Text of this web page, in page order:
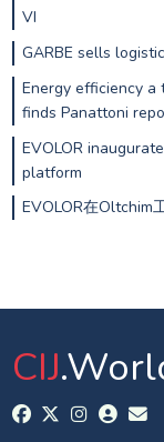
VI
GARBE sells
Energy efficiency
finds Panattoni
EVOLOR
platform
EVOLOR在Oltchim
CIJ